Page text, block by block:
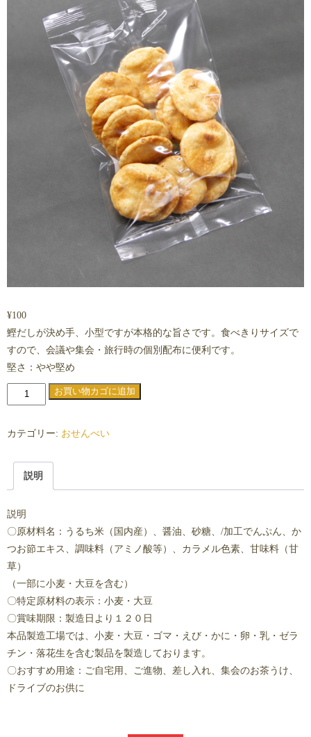
¥100
鰹だしが決め手、小型ですが本格的な旨さです。食べきりサイズで
すので、会議や集会・旅行時の個別配布に便利です。
堅さ：やや堅め
丸
べ
お買い物カゴに追加
カテゴリー: おせんべい
説明
説明
〇原材料名：うるち米（国内産）、醤油、砂糖、/加工でんぷん、か
つお節エキス、調味料（アミノ酸等）、カラメル色素、甘味料（甘
草）
（一部に小麦・大豆を含む）
〇特定原材料の表示：小麦・大豆
〇賞味期限：製造日より１２０日
本品製造工場では、小麦・大豆・ゴマ・えび・かに・卵・乳・ゼラ
チン・落花生を含む製品を製造しております。
〇おすすめ用途：ご自宅用、ご進物、差し入れ、集会のお茶うけ、
ドライブのお供に